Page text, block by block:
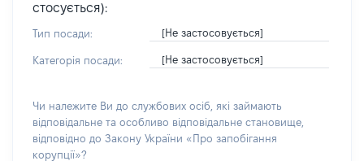
стосується):
Тип посади: [Не застосовується]
Категорія посади: [Не застосовується]
Чи належите Ви до службових осіб, які займають
відповідальне та особливо відповідальне становище,
відповідно до Закону України «Про запобігання
корупції»?